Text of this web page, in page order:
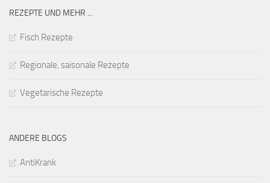
REZEPTE UND MEHR ...
Fisch Rezepte
Regionale, saisonale Rezepte
Vegetarische Rezepte
ANDERE BLOGS
AntiKrank